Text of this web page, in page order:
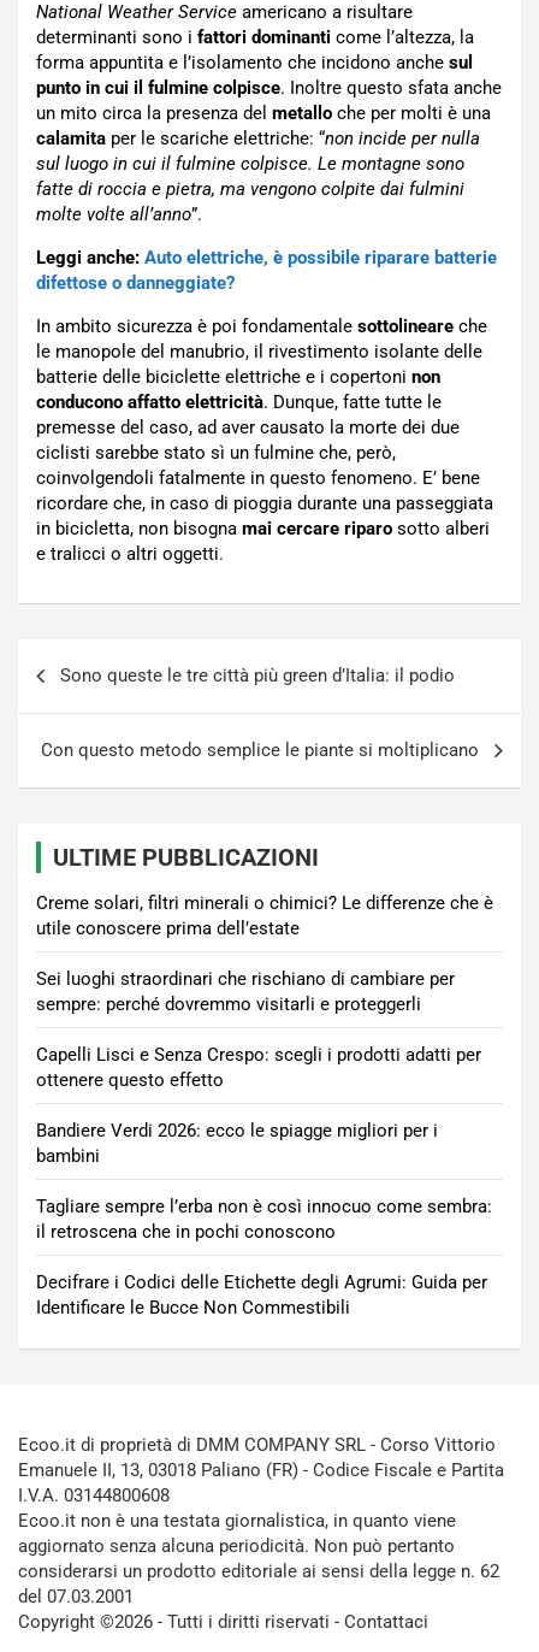
National Weather Service americano a risultare
determinanti sono i fattori dominanti come l’altezza, la
forma appuntita e l’isolamento che incidono anche sul
punto in cui il fulmine colpisce. Inoltre questo sfata anche
un mito circa la presenza del metallo che per molti è una
calamita per le scariche elettriche: “non incide per nulla
sul luogo in cui il fulmine colpisce. Le montagne sono
fatte di roccia e pietra, ma vengono colpite dai fulmini
molte volte all’anno”.
Leggi anche: Auto elettriche, è possibile riparare batterie
difettose o danneggiate?
In ambito sicurezza è poi fondamentale sottolineare che
le manopole del manubrio, il rivestimento isolante delle
batterie delle biciclette elettriche e i copertoni non
conducono affatto elettricità. Dunque, fatte tutte le
premesse del caso, ad aver causato la morte dei due
ciclisti sarebbe stato sì un fulmine che, però,
coinvolgendoli fatalmente in questo fenomeno. E’ bene
ricordare che, in caso di pioggia durante una passeggiata
in bicicletta, non bisogna mai cercare riparo sotto alberi
e tralicci o altri oggetti.
Sono queste le tre città più green d’Italia: il podio
Con questo metodo semplice le piante si moltiplicano
ULTIME PUBBLICAZIONI
Creme solari, filtri minerali o chimici? Le differenze che è
utile conoscere prima dell’estate
Sei luoghi straordinari che rischiano di cambiare per
sempre: perché dovremmo visitarli e proteggerli
Capelli Lisci e Senza Crespo: scegli i prodotti adatti per
ottenere questo effetto
Bandiere Verdi 2026: ecco le spiagge migliori per i
bambini
Tagliare sempre l’erba non è così innocuo come sembra:
il retroscena che in pochi conoscono
Decifrare i Codici delle Etichette degli Agrumi: Guida per
Identificare le Bucce Non Commestibili
Ecoo.it di proprietà di DMM COMPANY SRL - Corso Vittorio
Emanuele II, 13, 03018 Paliano (FR) - Codice Fiscale e Partita
I.V.A. 03144800608
Ecoo.it non è una testata giornalistica, in quanto viene
aggiornato senza alcuna periodicità. Non può pertanto
considerarsi un prodotto editoriale ai sensi della legge n. 62
del 07.03.2001
Copyright ©2026 - Tutti i diritti riservati - Contattaci